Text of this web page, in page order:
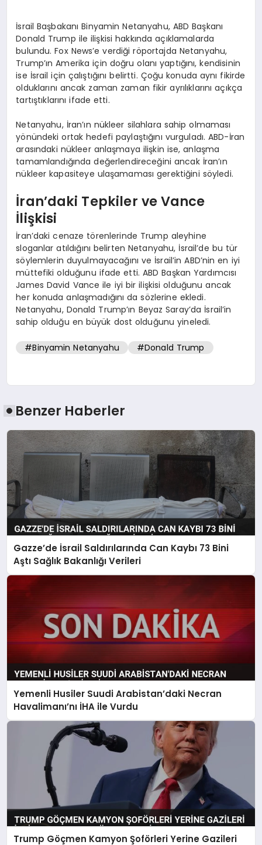
İsrail Başbakanı Binyamin Netanyahu, ABD Başkanı
Donald Trump ile ilişkisi hakkında açıklamalarda
bulundu. Fox News’e verdiği röportajda Netanyahu,
Trump’ın Amerika için doğru olanı yaptığını, kendisinin
ise İsrail için çalıştığını belirtti. Çoğu konuda aynı fikirde
olduklarını ancak zaman zaman fikir ayrılıklarını açıkça
tartıştıklarını ifade etti.
Netanyahu, İran’ın nükleer silahlara sahip olmaması
yönündeki ortak hedefi paylaştığını vurguladı. ABD-İran
arasındaki nükleer anlaşmaya ilişkin ise, anlaşma
tamamlandığında değerlendireceğini ancak İran’ın
nükleer kapasiteye ulaşamaması gerektiğini söyledi.
İran’daki Tepkiler ve Vance
İlişkisi
İran’daki cenaze törenlerinde Trump aleyhine
sloganlar atıldığını belirten Netanyahu, İsrail’de bu tür
söylemlerin duyulmayacağını ve İsrail’in ABD’nin en iyi
müttefiki olduğunu ifade etti. ABD Başkan Yardımcısı
James David Vance ile iyi bir ilişkisi olduğunu ancak
her konuda anlaşmadığını da sözlerine ekledi.
Netanyahu, Donald Trump’ın Beyaz Saray’da İsrail’in
sahip olduğu en büyük dost olduğunu yineledi.
#Binyamin Netanyahu #Donald Trump
Benzer Haberler
Gazze’de İsrail Saldırılarında Can Kaybı 73 Bini
Aştı Sağlık Bakanlığı Verileri
Yemenli Husiler Suudi Arabistan’daki Necran
Havalimanı’nı İHA ile Vurdu
Trump Göçmen Kamyon Şoförleri Yerine Gazileri